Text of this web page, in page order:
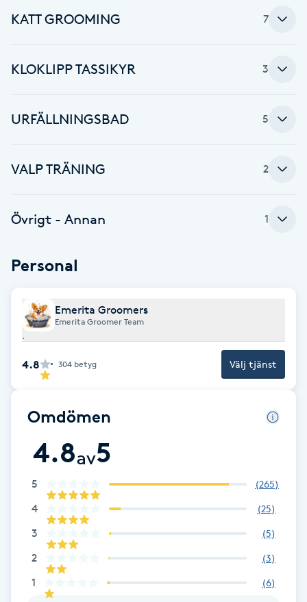
C
Celluliter
Color correction
Cryoterapi
Damklippning
Extensions
Extensions borttagning
Eyeliner-tatuering
Face framing
Faceliftmassage
Fet hårbotten
KATT GROOMING 7
KLOKLIPP TASSIKYR 3
URFÄLLNINGSBAD 5
VALP TRÄNING 2
Övrigt - Annan 1
Personal
Emerita Groomers
Emerita Groomer Team
.
4.8 304 betyg Välj tjänst
Omdömen
4.8av5
5 (265)
4 (25)
3 (5)
2 (3)
1 (6)